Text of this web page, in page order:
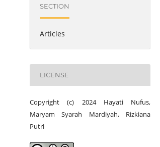
SECTION
Articles
LICENSE
Copyright (c) 2024 Hayati Nufus,
Maryam Syarah Mardiyah, Rizkiana
Putri